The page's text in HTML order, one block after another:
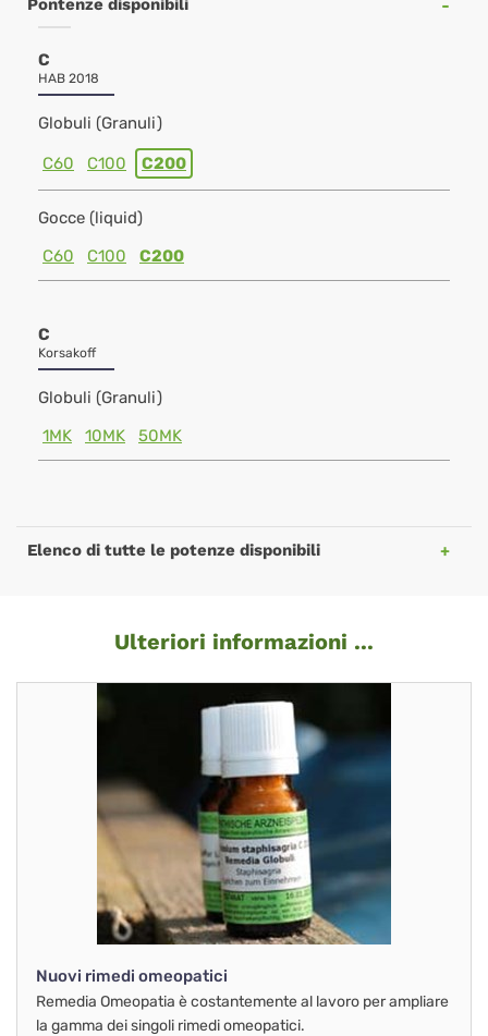
Pontenze disponibili
C
HAB 2018
Globuli (Granuli)
C60 C100 C200
Gocce (liquid)
C60
C100 C200
C
Korsakoff
Globuli (Granuli)
1MK
10MK 50MK
Elenco di tutte le potenze disponibili
Ulteriori informazioni ...
Nuovi rimedi omeopatici
Remedia Omeopatia è costantemente al lavoro per ampliare
la gamma dei singoli rimedi omeopatici.